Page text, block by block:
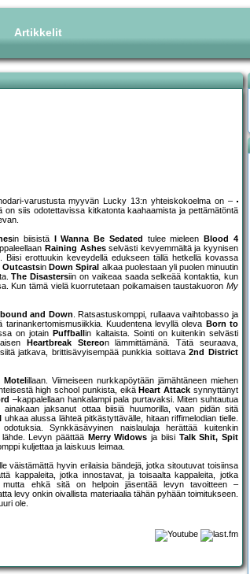
Artikkelit
varustusta myyvän Lucky 13:n yhteiskokoelma on –
siis odotettavissa kitkatonta kaahaamista ja pettämätöntä
in biisistä I Wanna Be Sedated tulee mieleen
Blood 4
Raining Ashesselvästi kevyemmältä ja kyynisen
Biisi erottuukin keveydellä edukseen tällä hetkellä kovassa
Outcastsin Down Spiral alkaa puolestaan yli puolen minuutin
The Disastersiin on vaikeaa saada selkeää kontaktia, kun
Kun tämä vielä kuorrutetaan poikamaisen taustakuoron My
and Down. Ratsastuskomppi, rullaava vaihtobasso ja
Kuudentena levyllä oleva Born to
on jotain Puffballin kaltaista. Sointi on kuitenkin selvästi
Heartbreak Stereon lämmittämänä. Tätä seuraava,
jatkava, brittisävyisempää punkkia soittava2nd District
Motelillaan. Viimeiseen nurkkapöytään jämähtäneen miehen
high school punkista, eikä Heart Attack synnyttänyt
–kappalellaan hankalampi pala purtavaksi. Miten suhtautua
jaksanut ottaa biisiä huumorilla, vaan pidän sitä
uhkaa alussa lähteä pitkästyttävälle, hitaan riffimelodian tielle.
Synkkäsävyinen naislaulaja herättää kuitenkin
Levyn päättää Merry Widows ja biisi Talk Shit, Spit
kuljettaa ja laiskuus leimaa.
väistämättä hyvin erilaisia bändejä, jotka sitoutuvat toisiinsa
kappaleita, jotka innostavat, ja toisaalta kappaleita, jotka
mutta ehkä sitä on helpoin jäsentää levyn tavoitteen –
levy onkin oivallista materiaalia tähän pyhään toimitukseen.
ole.